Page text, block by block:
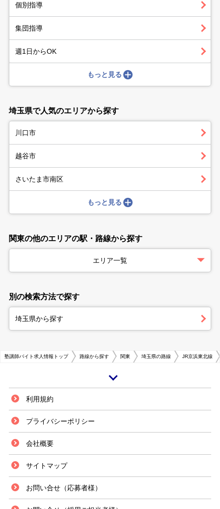
個別指導
集団指導
週1日からOK
もっと見る
埼玉県で人気のエリアから探す
川口市
越谷市
さいたま市南区
もっと見る
関東の他のエリアの駅・路線から探す
エリア一覧
別の検索方法で探す
埼玉県から探す
塾講師バイト求人情報トップ 路線から探す 関東 埼玉県の路線 JR京浜東北線
与野駅は埼玉県さいたま市浦和区にあり、JR東日本の京浜東北線が利用で
アとJR埼京線沿いのエリアがあり、京浜東北線沿いのエリアの最寄り駅と
してJR与野駅があります。与野駅周辺は近くにさいたま新都心が出来たこ
とをきっかけに開発が進み、マンションや商業施設が立ち並ぶようになって
います。 与野駅はファミリー層が多く子供も多いため、塾講師のアルバイ
トは常に募集されています。また、同駅が存在するさいたま市は、全国学力
テストで全ての科目において全国平均を上回っており、教育熱心な地域で
人が多い為、希望に合う塾講師の求人が見つかるかもしれません。
利用規約
プライバシーポリシー
会社概要
サイトマップ
お問い合せ（応募者様）